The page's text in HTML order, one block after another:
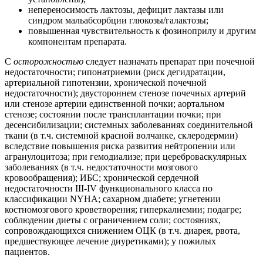
непереносимость лактозы, дефицит лактазы или
синдром мальабсорбции глюкозы/галактозы;
повышенная чувствительность к фозиноприлу и другим
компонентам препарата.
С осторожностью следует назначать препарат при почечной
недостаточности; гипонатриемии (риск дегидратации,
артериальной гипотензии, хронической почечной
недостаточности); двустороннем стенозе почечных артерий
или стенозе артерии единственной почки; аортальном
стенозе; состоянии после трансплантации почки; при
десенсибилизации; системных заболеваниях соединительной
ткани (в т.ч. системной красной волчанке, склеродермии)
вследствие повышения риска развития нейтропении или
агранулоцитоза; при гемодиализе; при цереброваскулярных
заболеваниях (в т.ч. недостаточности мозгового
кровообращения); ИБС; хронической сердечной
недостаточности III-IV функционального класса по
классификации NYHA; сахарном диабете; угнетении
костномозгового кроветворения; гиперкалиемии; подагре;
соблюдении диеты с ограничением соли; состояниях,
сопровождающихся снижением ОЦК (в т.ч. диарея, рвота,
предшествующее лечение диуретиками); у пожилых
пациентов.